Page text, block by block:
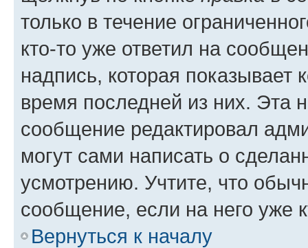
только в течение
кто-то уже ответил на
надпись, которая показывает
время последней из них. Эта
сообщение редактировал
могут сами написать о
усмотрению. Учтите, что
сообщение, если на него уже
Вернуться к началу